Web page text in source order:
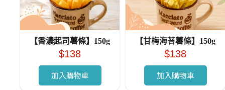
【香濃起司薯條】150g
$138
加入購物車
【甘梅海苔薯條】150g
$138
加入購物車